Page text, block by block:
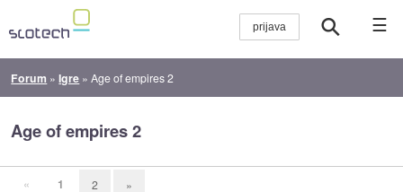
☰
Forum »Igre »Age of empires 2
Age of empires 2
« 1 2 »